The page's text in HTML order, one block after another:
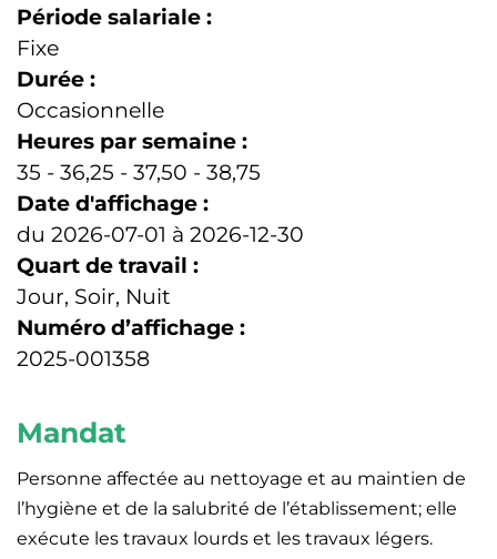
Période salariale :
Fixe
Durée :
Occasionnelle
Heures par semaine :
35 - 36,25 - 37,50 - 38,75
Date d'affichage :
du 2026-07-01 à 2026-12-30
Quart de travail :
Jour, Soir, Nuit
Numéro d’affichage :
2025-001358
Mandat
Personne affectée au nettoyage et au maintien de
l’hygiène et de la salubrité de l’établissement; elle
exécute les travaux lourds et les travaux légers.